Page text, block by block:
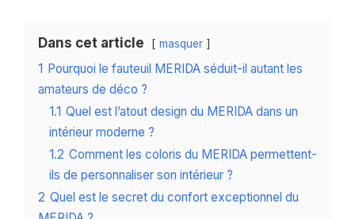
Dans cet article masquer
1 Pourquoi le fauteuil MERIDA séduit-il autant les
amateurs de déco ?
1.1 Quel est l’atout design du MERIDA dans un
intérieur moderne ?
1.2 Comment les coloris du MERIDA permettent-
ils de personnaliser son intérieur ?
2 Quel est le secret du confort exceptionnel du